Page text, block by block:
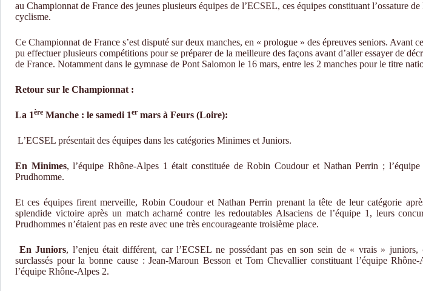
au Championnat de France des jeunes plusieurs équipes de l’ECSEL, ces équipes constituant l’ossature
cyclisme.
Ce Championnat de France s’est disputé sur deux manches, en « prologue » des épreuves seniors. Avant
pu effectuer plusieurs compétitions pour se préparer de la meilleure des façons avant d’aller essayer de
de France. Notamment dans le gymnase de Pont Salomon le 16 mars, entre les 2 manches pour le titre
Retour sur le Championnat :
La 1ère Manche : le samedi 1er mars à Feurs (Loire):
L’ECSEL présentait des équipes dans les catégories Minimes et Juniors.
En Minimes, l’équipe Rhône-Alpes 1 était constituée de Robin Coudour et Nathan Perrin ;
Prudhomme.
Et ces équipes firent merveille, Robin Coudour et Nathan Perrin prenant la tête de leur catégorie
splendide victoire après un match acharné contre les redoutables Alsaciens de l’équipe 1, leurs
Prudhommes n’étaient pas en reste avec une très encourageante troisième place.
En Juniors, l’enjeu était différent, car l’ECSEL ne possédant pas en son sein de « vrais » juniors,
surclassés pour la bonne cause : Jean-Maroun Besson et Tom Chevallier constituant l’équipe
l’équipe Rhône-Alpes 2.